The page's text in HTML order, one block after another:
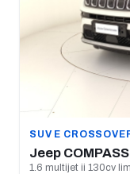
SUV E
Jeep COMPASS
1.6 multijet ii 130cv